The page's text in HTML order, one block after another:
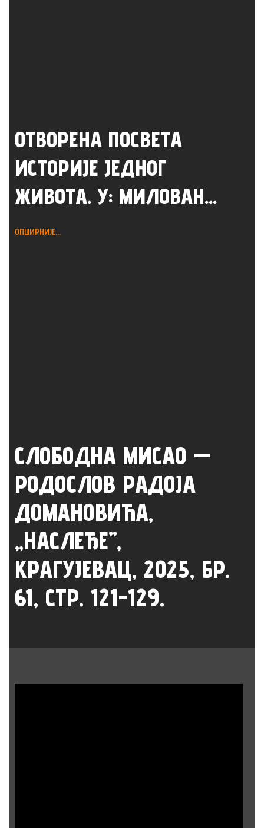
ОТВОРЕНА ПОСВЕТА
ИСТОРИЈЕ ЈЕДНОГ
ЖИВОТА. У: МИЛОВАН...
ОПШИРНИЈЕ...
СЛОБОДНА МИСАО —
РОДОСЛОВ РАДОЈА
ДОМАНОВИЋА,
„НАСЛЕЂЕ”,
КРАГУЈЕВАЦ, 2025, БР.
61, СТР. 121-129.